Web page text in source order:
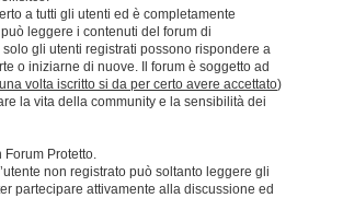
a tutti gli utenti ed è completamente
leggere i contenuti del forum di
gli utenti registrati possono rispondere a
o iniziarne di nuove. Il forum è soggetto ad
volta iscritto si da per certo avere accettato)
la vita della community e la sensibilità dei
Forum Protetto.
non registrato può soltanto leggere gli
partecipare attivamente alla discussione ed